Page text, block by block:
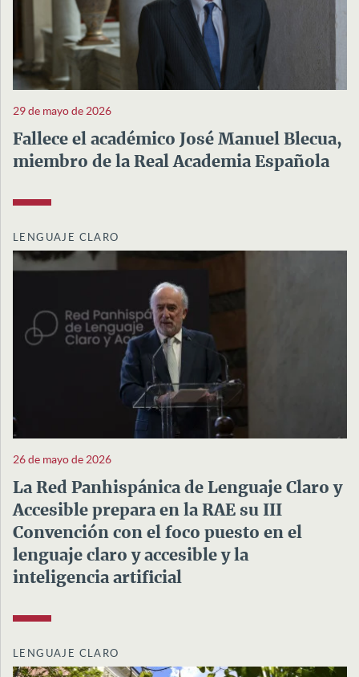
29 de mayo de 2026
Fallece el académico José Manuel Blecua,
miembro de la Real Academia Española
LENGUAJE CLARO
26 de mayo de 2026
La Red Panhispánica de Lenguaje Claro y
Accesible prepara en la RAE su III
Convención con el foco puesto en el
lenguaje claro y accesible y la
inteligencia artificial
LENGUAJE CLARO